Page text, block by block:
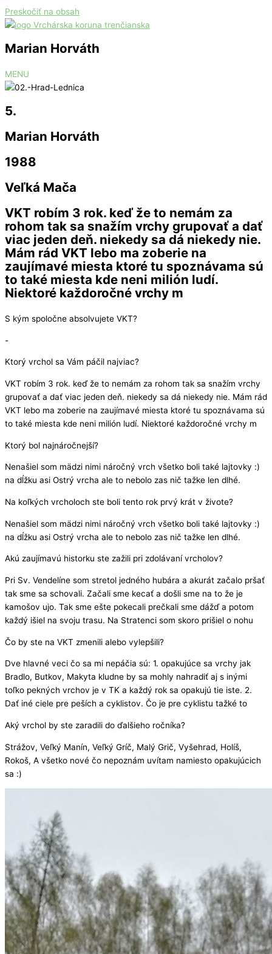
Preskočiť na obsah
Marian Horváth
MENU
5.
Marian Horváth
1988
Veľká Mača
VKT robím 3 rok. keď že to nemám za
rohom tak sa snažím vrchy grupovať a dať
viac jeden deň. niekedy sa dá niekedy nie.
Mám rád VKT lebo ma zoberie na
zaujímavé miesta ktoré tu spoznávama sú
to také miesta kde neni milión ludí.
Niektoré každoročné vrchy m
S kým spoločne absolvujete VKT?
-
Ktorý vrchol sa Vám páčil najviac?
VKT robím 3 rok. keď že to nemám za rohom tak sa snažím vrchy
grupovať a dať viac jeden deň. niekedy sa dá niekedy nie. Mám rád
VKT lebo ma zoberie na zaujímavé miesta ktoré tu spoznávama sú
to také miesta kde neni milión ludí. Niektoré každoročné vrchy m
Ktorý bol najnáročnejší?
Nenašiel som mädzi nimi náročný vrch všetko boli také lajtovky :)
na dĺžku asi Ostrý vrcha ale to nebolo zas nič tažke len dlhé.
Na koľkých vrcholoch ste boli tento rok prvý krát v živote?
Nenašiel som mädzi nimi náročný vrch všetko boli také lajtovky :)
na dĺžku asi Ostrý vrcha ale to nebolo zas nič tažke len dlhé.
Akú zaujímavú historku ste zažili pri zdolávaní vrcholov?
Pri Sv. Vendelíne som stretol jedného hubára a akurát začalo pršať
tak sme sa schovali. Začali sme kecať a došli sme na to že je
kamošov ujo. Tak sme ešte pokecali prečkali sme dážď a potom
každý išiel na svoju trasu. Na Stratenci som skoro prišiel o nohu
Čo by ste na VKT zmenili alebo vylepšili?
Dve hlavné veci čo sa mi nepáčia sú: 1. opakujúce sa vrchy jak
Bradlo, Butkov, Makyta kludne by sa mohly nahradiť aj s inými
toľko pekných vrchov je v TK a každý rok sa opakujú tie iste. 2.
Dať iné ciele pre peších a cyklistov. Čo je pre cyklistu tažké to
Aký vrchol by ste zaradili do ďalšieho ročníka?
Strážov, Veľký Manín, Veľký Gríč, Malý Grič, Vyšehrad, Holíš,
Rokoš, A všetko nové čo nepoznám uvítam namiesto opakujúcich
sa :)